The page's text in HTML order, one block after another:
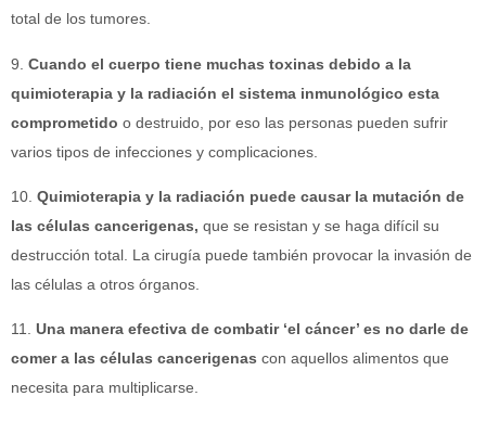
total de los tumores.
9. Cuando el cuerpo tiene muchas toxinas debido a la
quimioterapia y la radiación el sistema inmunológico esta
comprometido o destruido, por eso las personas pueden sufrir
varios tipos de infecciones y complicaciones.
10. Quimioterapia y la radiación puede causar la mutación de
las células cancerigenas, que se resistan y se haga difícil su
destrucción total. La cirugía puede también provocar la invasión de
las células a otros órganos.
11. Una manera efectiva de combatir ‘el cáncer’ es no darle de
comer a las células cancerigenas con aquellos alimentos que
necesita para multiplicarse.